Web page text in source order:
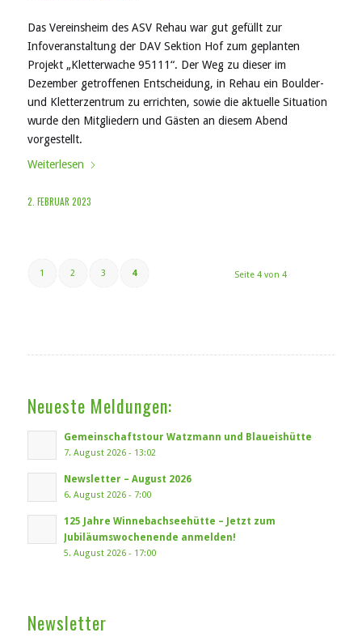
Das Vereinsheim des ASV Rehau war gut gefüllt zur
Infoveranstaltung der DAV Sektion Hof zum geplanten
Projekt „Kletterwache 95111“. Der Weg zu dieser im
Dezember getroffenen Entscheidung, in Rehau ein Boulder-
und Kletterzentrum zu errichten, sowie die aktuelle Situation
wurde den Mitgliedern und Gästen an diesem Abend
vorgestellt.
Weiterlesen
2. FEBRUAR 2023
Seite 4 von 4
1 2 3 4
Neueste Meldungen:
Gemeinschaftstour Watzmann und Blaueishütte
7. August 2026 - 13:02
Newsletter – August 2026
6. August 2026 - 7:00
125 Jahre Winnebachseehütte – Jetzt zum
Jubiläumswochenende anmelden!
5. August 2026 - 17:00
Newsletter